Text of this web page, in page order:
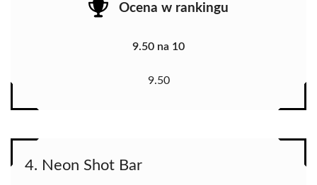
Ocena w rankingu
9.50 na 10
9.50
4. Neon Shot Bar